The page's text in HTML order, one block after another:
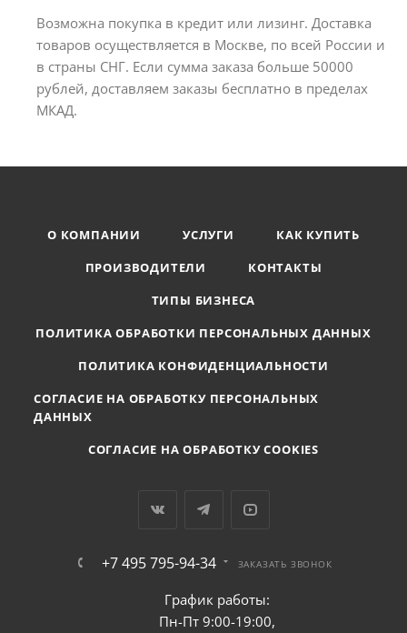
Возможна покупка в кредит или лизинг. Доставка
товаров осуществляется в Москве, по всей России и
в страны СНГ. Если сумма заказа больше 50000
рублей, доставляем заказы бесплатно в пределах
МКАД.
О КОМПАНИИ УСЛУГИ
КАК КУПИТЬ
ПРОИЗВОДИТЕЛИ
КОНТАКТЫ
ТИПЫ БИЗНЕСА
ПОЛИТИКА ОБРАБОТКИ ПЕРСОНАЛЬНЫХ ДАННЫХ
ПОЛИТИКА КОНФИДЕНЦИАЛЬНОСТИ
СОГЛАСИЕ НА ОБРАБОТКУ ПЕРСОНАЛЬНЫХ
ДАННЫХ
СОГЛАСИЕ НА ОБРАБОТКУ COOKIES
+7 495 795-94-34 ЗАКАЗАТЬ ЗВОНОК
График работы:
Пн-Пт 9:00-19:00,